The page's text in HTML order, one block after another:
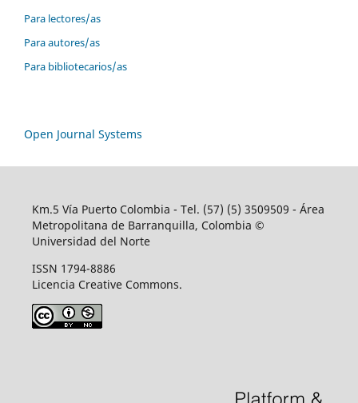
Para lectores/as
Para autores/as
Para bibliotecarios/as
Open Journal Systems
Km.5 Vía Puerto Colombia - Tel. (57) (5) 3509509 - Área
Metropolitana de Barranquilla, Colombia ©
Universidad del Norte
ISSN 1794-8886
Licencia Creative Commons.